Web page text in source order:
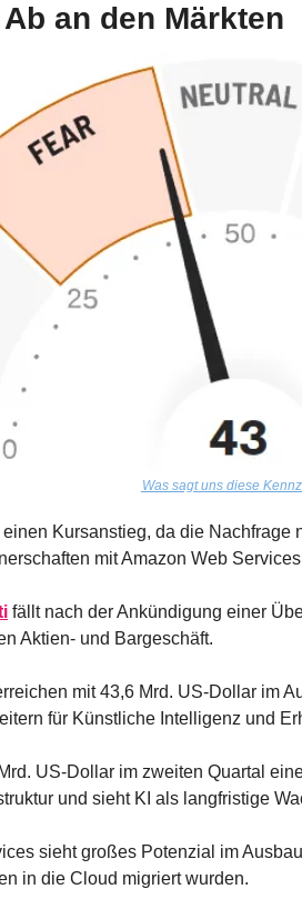
an den Märkten
Was sagt uns diese
Kursanstieg, da die Nachfrage
mit Amazon Web
fällt nach der Ankündigung einer
Aktien- und Bargeschäft.
mit 43,6 Mrd. US-Dollar im
für Künstliche Intelligenz und
US-Dollar im zweiten Quartal
und sieht KI als langfristige
sieht großes Potenzial im
in die Cloud migriert wurden.